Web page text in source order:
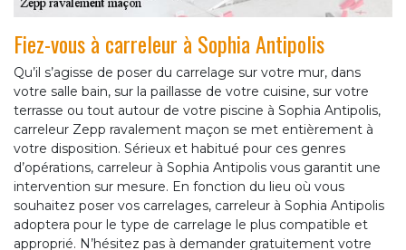
Fiez-vous à carreleur à Sophia Antipolis
Qu’il s’agisse de poser du carrelage sur votre mur, dans
votre salle bain, sur la paillasse de votre cuisine, sur votre
terrasse ou tout autour de votre piscine à Sophia Antipolis,
carreleur Zepp ravalement maçon se met entièrement à
votre disposition. Sérieux et habitué pour ces genres
d’opérations, carreleur à Sophia Antipolis vous garantit une
intervention sur mesure. En fonction du lieu où vous
souhaitez poser vos carrelages, carreleur à Sophia Antipolis
adoptera pour le type de carrelage le plus compatible et
approprié. N’hésitez pas à demander gratuitement votre